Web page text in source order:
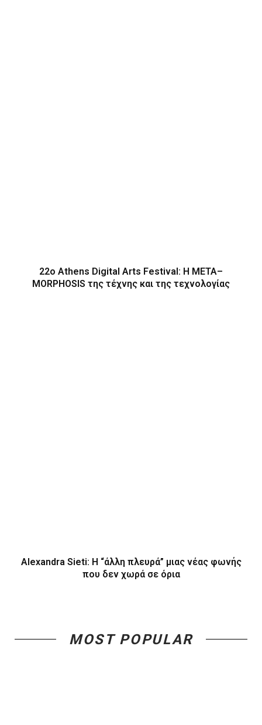
22ο Athens Digital Arts Festival: Η ΜΕΤΑ–
MORPHOSIS της τέχνης και της τεχνολογίας
Alexandra Sieti: Η “άλλη πλευρά” μιας νέας φωνής
που δεν χωρά σε όρια
MOST POPULAR